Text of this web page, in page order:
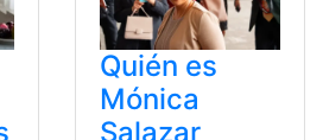
Quién es
Mónica
Salazar